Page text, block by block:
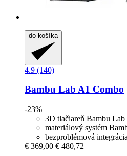
do košíka
4.9 (140)
Bambu Lab A1 Combo
-23%
3D tlačiareň Bambu Lab
materiálový systém
bezproblémová integrácia
€ 369,00 € 480,72